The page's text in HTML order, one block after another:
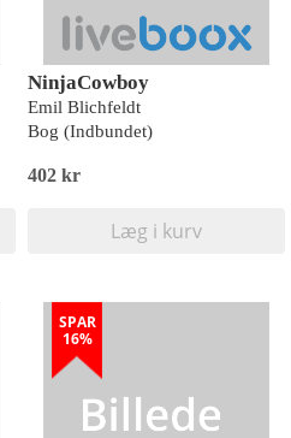
NinjaCowboy
Emil Blichfeldt
Bog (Indbundet)
402 kr
Læg i kurv
SPAR
16%